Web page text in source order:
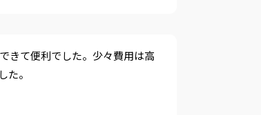
きて便利でした。少々費用は高
。